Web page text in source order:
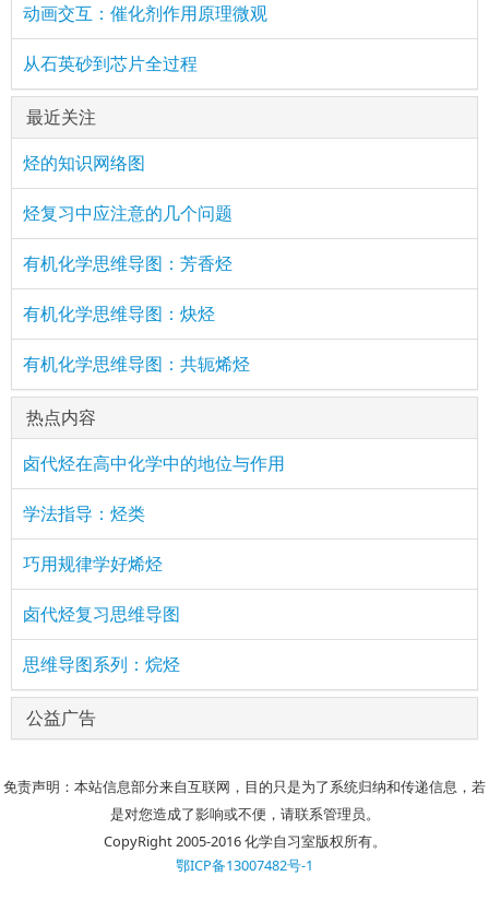
动画交互：催化剂作用原理微观
从石英砂到芯片全过程
最近关注
烃的知识网络图
烃复习中应注意的几个问题
有机化学思维导图：芳香烃
有机化学思维导图：炔烃
有机化学思维导图：共轭烯烃
热点内容
卤代烃在高中化学中的地位与作用
学法指导：烃类
巧用规律学好烯烃
卤代烃复习思维导图
思维导图系列：烷烃
公益广告
免责声明：本站信息部分来自互联网，目的只是为了系统归纳和传递信息，若
是对您造成了影响或不便，请联系管理员。
CopyRight 2005-2016 化学自习室版权所有。
鄂ICP备13007482号-1